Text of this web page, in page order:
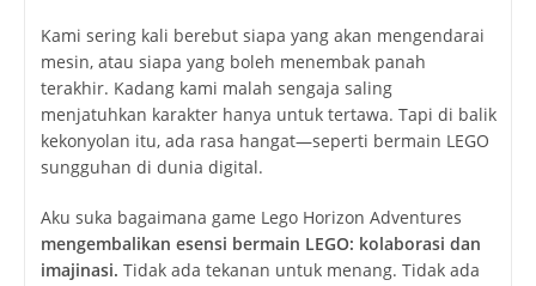
Kami sering kali berebut siapa yang akan mengendarai
mesin, atau siapa yang boleh menembak panah
terakhir. Kadang kami malah sengaja saling
menjatuhkan karakter hanya untuk tertawa. Tapi di balik
kekonyolan itu, ada rasa hangat—seperti bermain LEGO
sungguhan di dunia digital.
Aku suka bagaimana game Lego Horizon Adventures
mengembalikan esensi bermain LEGO: kolaborasi dan
imajinasi. Tidak ada tekanan untuk menang. Tidak ada